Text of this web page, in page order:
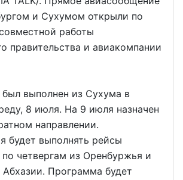
и Сухумом открыли по
работы
правительства и авиакомпании
выполнен из Сухума в
8 июля. На 9 июля назначен
направлении.
будет выполнять рейсы
четвергам из Оренбуржья и
Программа будет